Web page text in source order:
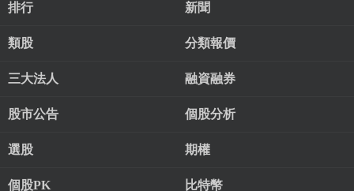
排行 新聞
類股 分類報價
三大法人 融資融券
股市公告 個股分析
選股 期權
個股PK 比特幣